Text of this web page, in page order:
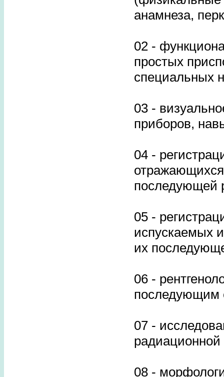
анамнеза,
02 -
простых
специальных
03 -
приборов,
04 -
последующей
05 -
испускаемых
их
06 -
последующим
07 -
радиационной
08 -